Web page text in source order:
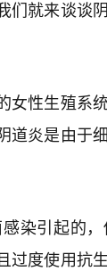
们就来谈谈
女性生殖系
炎是由于
染引起的
过度使用抗